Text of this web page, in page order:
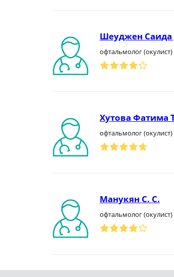
Шеуджен
офтальмолог (окулист)
Хутова Фатима
офтальмолог (окулист)
Манукян С. С.
офтальмолог (окулист)